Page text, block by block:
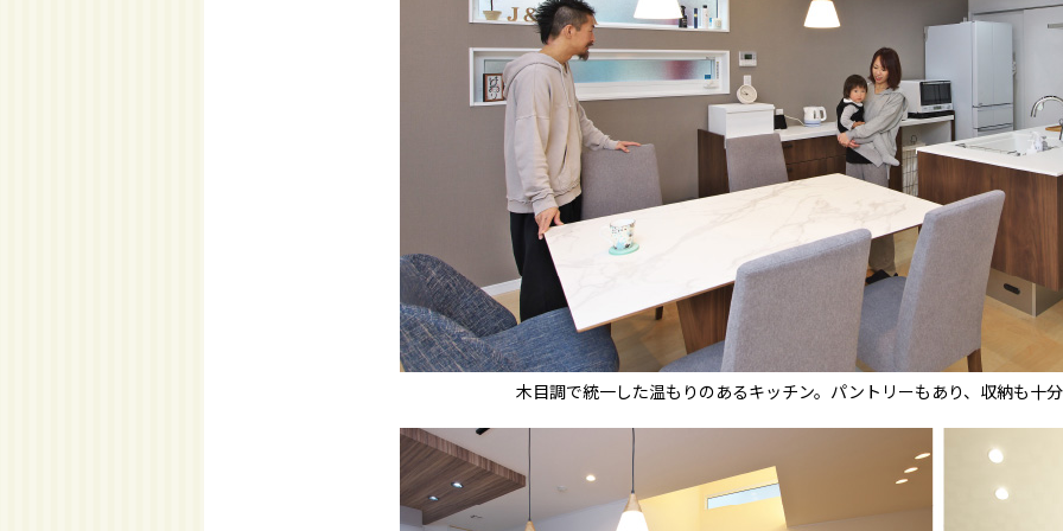
木目調で統一した温もりのあるキッチン。パントリーもあり、収納も十